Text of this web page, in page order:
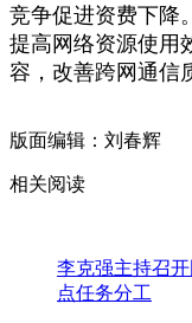
竞争促进资费下降
提高网络资源使用
容，改善跨网通信
版面编辑：刘春辉
相关阅读
李克强主持召
点任务分工